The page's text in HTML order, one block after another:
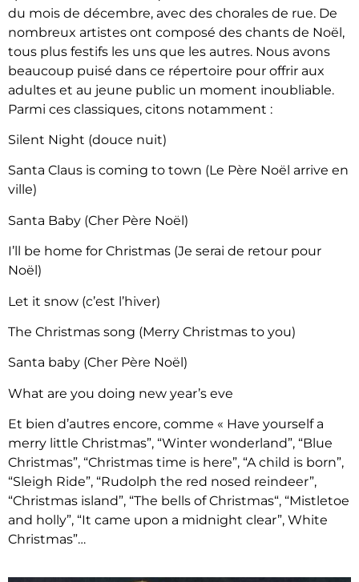
du mois de décembre, avec des chorales de rue. De
nombreux artistes ont composé des chants de Noël,
tous plus festifs les uns que les autres. Nous avons
beaucoup puisé dans ce répertoire pour offrir aux
adultes et au jeune public un moment inoubliable.
Parmi ces classiques, citons notamment :
Silent Night (douce nuit)
Santa Claus is coming to town (Le Père Noël arrive en
ville)
Santa Baby (Cher Père Noël)
I’ll be home for Christmas (Je serai de retour pour
Noël)
Let it snow (c’est l’hiver)
The Christmas song (Merry Christmas to you)
Santa baby (Cher Père Noël)
What are you doing new year’s eve
Et bien d’autres encore, comme « Have yourself a
merry little Christmas”, “Winter wonderland”, “Blue
Christmas”, “Christmas time is here”, “A child is born”,
“Sleigh Ride”, “Rudolph the red nosed reindeer”,
“Christmas island”, “The bells of Christmas“, “Mistletoe
and holly”, “It came upon a midnight clear”, White
Christmas”…